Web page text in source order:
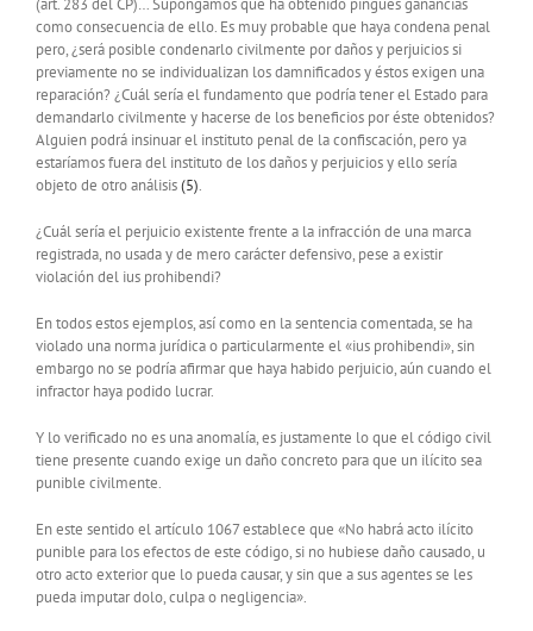
como consecuencia de ello. Es muy probable que haya condena penal
pero, ¿será posible condenarlo civilmente por daños y perjuicios si
previamente no se individualizan los damnificados y éstos exigen una
reparación? ¿Cuál sería el fundamento que podría tener el Estado para
demandarlo civilmente y hacerse de los beneficios por éste obtenidos?
Alguien podrá insinuar el instituto penal de la confiscación, pero ya
estaríamos fuera del instituto de los daños y perjuicios y ello sería
objeto de otro análisis(5).
¿Cuál sería el perjuicio existente frente a la infracción de una marca
registrada, no usada y de mero carácter defensivo, pese a existir
violación del ius prohibendi?
En todos estos ejemplos, así como en la sentencia comentada, se ha
violado una norma jurídica o particularmente el «ius prohibendi», sin
embargo no se podría afirmar que haya habido perjuicio, aún cuando el
infractor haya podido lucrar.
Y lo verificado no es una anomalía, es justamente lo que el código civil
tiene presente cuando exige un daño concreto para que un ilícito sea
punible civilmente.
En este sentido el artículo 1067 establece que «No habrá acto ilícito
punible para los efectos de este código, si no hubiese daño causado, u
otro acto exterior que lo pueda causar, y sin que a sus agentes se les
pueda imputar dolo, culpa o negligencia».